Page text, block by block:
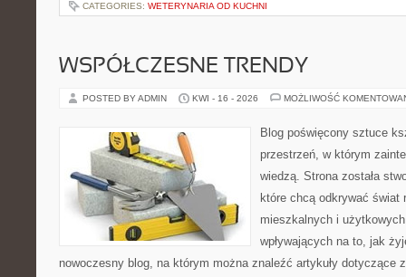
CATEGORIES: WETERYNARIA OD KUCHNI
WSPÓŁCZESNE TRENDY
POSTED BY ADMIN KWI - 16 - 2026 MOŻLIWOŚĆ
Blog poświęcony sztuce
przestrzeń, w którym
wiedzą. Strona została
które chcą odkrywać świat
mieszkalnych i
wpływających na to, jak
nowoczesny blog, na którym można znaleźć artykuły dotyczące